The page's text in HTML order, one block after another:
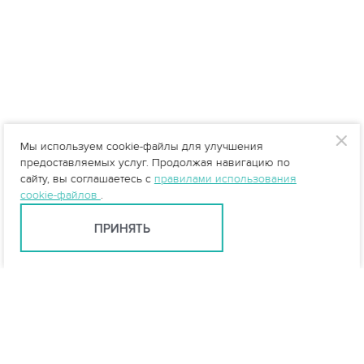
Мы используем cookie-файлы для улучшения
предоставляемых услуг. Продолжая навигацию по
сайту, вы соглашаетесь с правилами использования
cookie-файлов .
ПРИНЯТЬ